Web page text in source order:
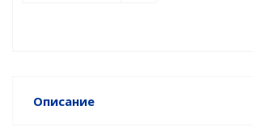
Описание